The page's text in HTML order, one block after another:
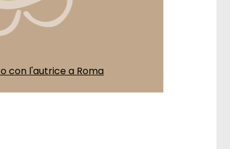
con l'autrice a Roma